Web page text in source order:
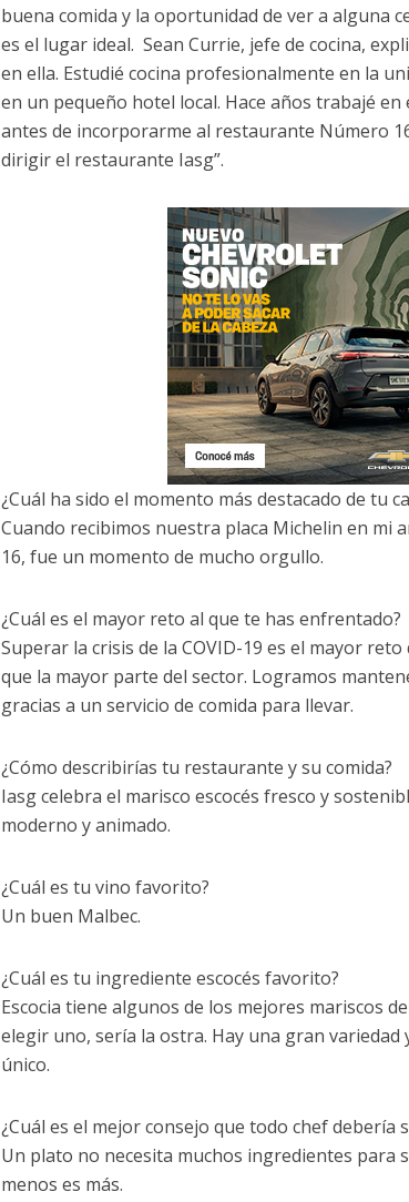
buena comida y la oportunidad de ver a alguna
es el lugar ideal. Sean Currie, jefe de cocina,
en ella. Estudié cocina profesionalmente en la
en un pequeño hotel local. Hace años trabajé
antes de incorporarme al restaurante Número
dirigir el restaurante Iasg”.
¿Cuál ha sido el momento más destacado de tu
Cuando recibimos nuestra placa Michelin en
16, fue un momento de mucho orgullo.
¿Cuál es el mayor reto al que te has enfrentado?
Superar la crisis de la COVID-19 es el mayor
que la mayor parte del sector. Logramos
gracias a un servicio de comida para llevar.
¿Cómo describirías tu restaurante y su comida?
Iasg celebra el marisco escocés fresco y
moderno y animado.
¿Cuál es tu vino favorito?
Un buen Malbec.
¿Cuál es tu ingrediente escocés favorito?
Escocia tiene algunos de los mejores mariscos
elegir uno, sería la ostra. Hay una gran variedad
único.
¿Cuál es el mejor consejo que todo chef debería
Un plato no necesita muchos ingredientes para
menos es más.